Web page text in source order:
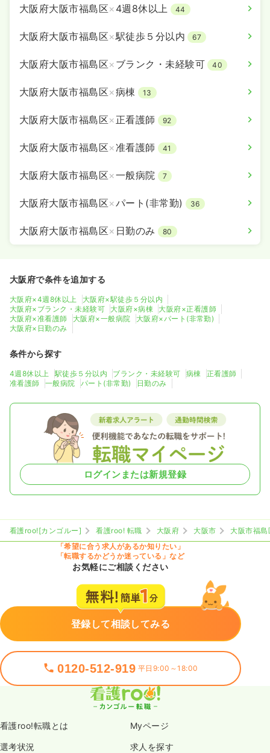
大阪府大阪市福島区× 4週8休以上 44
大阪府大阪市福島区×駅徒歩５分以内 67
大阪府大阪市福島区× ブランク・未経験可 40
大阪府大阪市福島区×病棟 13
大阪府大阪市福島区× 正看護師 92
大阪府大阪市福島区×准看護師 41
大阪府大阪市福島区×一般病院 7
大阪府大阪市福島区×パート(非常勤) 36
大阪府大阪市福島区× 日勤のみ 80
大阪府で条件を追加する
大阪府×4週8休以上
大阪府×駅徒歩５分以内
大阪府×ブランク・未経験可
大阪府×病棟
大阪府×正看護師
大阪府×准看護師
大阪府×一般病院
大阪府×パート(非常勤)
大阪府×日勤のみ
条件から探す
4週8休以上 駅徒歩５分以内 ブランク・未経験可 病棟
正看護師
准看護師
一般病院 パート(非常勤) 日勤のみ
ログインまたは新規登録
看護roo![カンゴルー] 看護roo! 転職 大阪府 大阪市
大阪市福島
「希望に合う求人があるか知りたい」
「転職するかどうか迷っている」など
お気軽にご相談ください
登録して相談してみる
0120-512-919 平日9:00～18:00
看護roo!転職とは Myページ
選考状況 求人を探す